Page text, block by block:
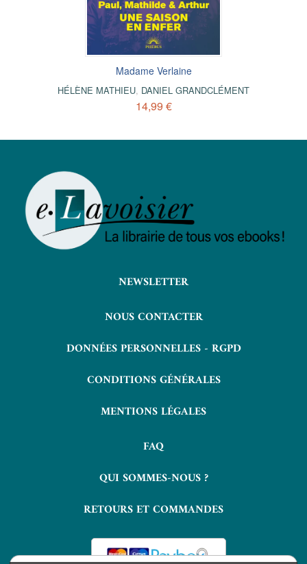
Madame Verlaine
HÉLÈNE MATHIEU, DANIEL GRANDCLÉMENT
14,99 €
NEWSLETTER
NOUS CONTACTER
DONNÉES PERSONNELLES - RGPD
CONDITIONS GÉNÉRALES
MENTIONS LÉGALES
FAQ
QUI SOMMES-NOUS ?
RETOURS ET COMMANDES